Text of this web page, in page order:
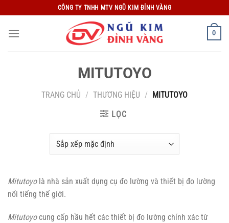
qua
nội
CÔNG TY TNHH MTV NGŨ KIM ĐỈNH VÀNG
0
MITUTOYO
TRANG CHỦ / THƯƠNG HIỆU /
MITUTOYO
LỌC
Mitutoyolà nhà sản xuất dụng cụ đo lường và thiết bị đo lường
nổi tiếng thế giới.
Mitutoyocung cấp hầu hết các thiết bị đo lường chính xác từ